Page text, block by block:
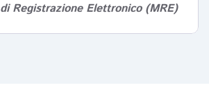
di Registrazione Elettronico (MRE)